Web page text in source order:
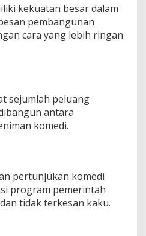
kekuatan besar dalam
pembangunan
cara yang lebih ringan
sejumlah peluang
antara
komedi.
pertunjukan komedi
program pemerintah
tidak terkesan kaku.